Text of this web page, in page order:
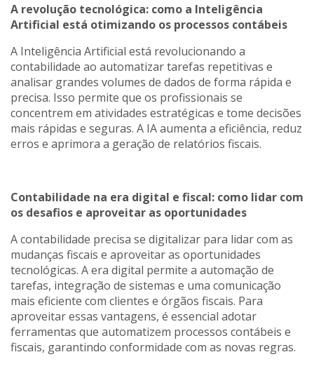
A revolução tecnológica: como a Inteligência
Artificial está otimizando os processos contábeis
A Inteligência Artificial está revolucionando a
contabilidade ao automatizar tarefas repetitivas e
analisar grandes volumes de dados de forma rápida e
precisa. Isso permite que os profissionais se
concentrem em atividades estratégicas e tome decisões
mais rápidas e seguras. A IA aumenta a eficiência, reduz
erros e aprimora a geração de relatórios fiscais.
Contabilidade na era digital e fiscal: como lidar com
os desafios e aproveitar as oportunidades
A contabilidade precisa se digitalizar para lidar com as
mudanças fiscais e aproveitar as oportunidades
tecnológicas. A era digital permite a automação de
tarefas, integração de sistemas e uma comunicação
mais eficiente com clientes e órgãos fiscais. Para
aproveitar essas vantagens, é essencial adotar
ferramentas que automatizem processos contábeis e
fiscais, garantindo conformidade com as novas regras.